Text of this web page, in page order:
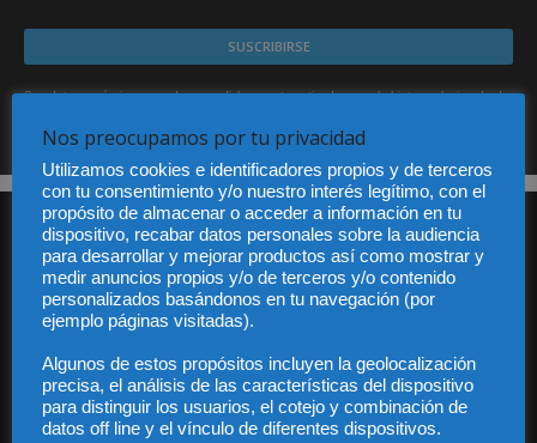
Sus datos serán incorporados a un fichero automatizado con el objeto exclusivo de dar
Quiénes somos
Legal
Privacidad
Nos preocupamos por tu privacidad
Utilizamos cookies e identificadores propios y de terceros
con tu consentimiento y/o nuestro interés legítimo, con el
propósito de almacenar o acceder a información en tu
dispositivo, recabar datos personales sobre la audiencia
para desarrollar y mejorar productos así como mostrar y
medir anuncios propios y/o de terceros y/o contenido
personalizados basándonos en tu navegación (por
ejemplo páginas visitadas).
Algunos de estos propósitos incluyen la geolocalización
precisa, el análisis de las características del dispositivo
para distinguir los usuarios, el cotejo y combinación de
datos off line y el vínculo de diferentes dispositivos.